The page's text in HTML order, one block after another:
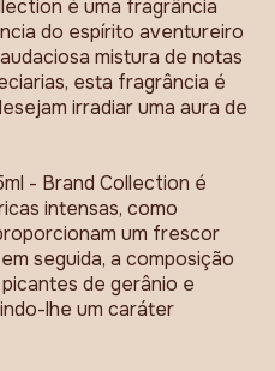
é uma fragrância
do espírito aventureiro
mistura de notas
esta fragrância é
irradiar uma aura de
- Brand Collection é
intensas, como
um frescor
seguida, a composição
de gerânio e
lhe um caráter